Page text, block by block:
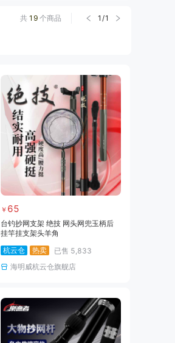
台钓竿包 鱼护
黑坑服饰 黑坑装备
路亚钩饵 路亚配件
海钓饵料 临时专用
共 19 个商品 1 /1
￥ 65
台钓抄网支架 绝技 网头网兜玉柄后
挂竿挂支架头羊角
杭云仓
热卖 已售 5,833
海明威杭云仓旗舰店